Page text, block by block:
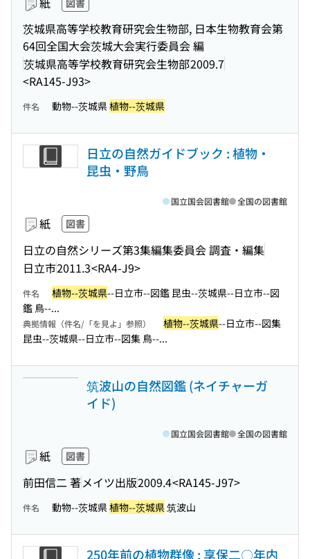
図書
茨城県高等学校教育研究会生物部, 日本生物教育会第
64回全国大会茨城大会実行委員会 編
茨城県高等学校教育研究会生物部2009.7
<RA145-J93>
件名 動物--茨城県植物--茨城県
日立の自然ガイドブック : 植物・
昆虫・野鳥
紙 図書
日立の自然シリーズ第3集編集委員会 調査・編集
日立市2011.3<RA4-J9>
国立国会図書館 全国の図書館
件名 植物--茨城県--日立市--図鑑 昆虫--茨城県--日立市--図
鑑 鳥--...
典拠情報（件名/「を見よ」参照） 植物--茨城県--日立市--図集
昆虫--茨城県--日立市--図集 鳥--...
筑波山の自然図鑑 (ネイチャーガ
イド)
紙 図書
前田信二 著メイツ出版2009.4<RA145-J97>
国立国会図書館 全国の図書館
件名 動物--茨城県植物--茨城県筑波山
250年前の植物群像 : 享保二〇年内